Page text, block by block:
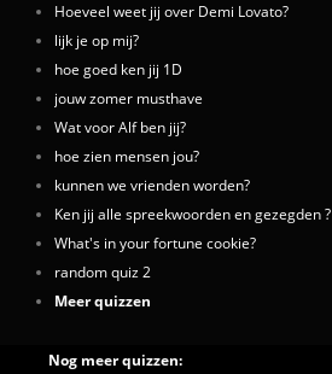
Hoeveel weet jij over Demi Lovato?
lijk je op mij?
hoe goed ken jij 1D
jouw zomer musthave
Wat voor Alf ben jij?
hoe zien mensen jou?
kunnen we vrienden worden?
Ken jij alle spreekwoorden en gezegden ?
What's in your fortune cookie?
random quiz 2
Meer quizzen
Nog meer quizzen: